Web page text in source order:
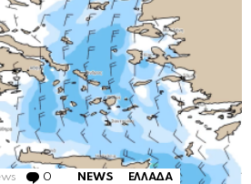
0 Comments
NEWS ΕΛΛΑΔΑ